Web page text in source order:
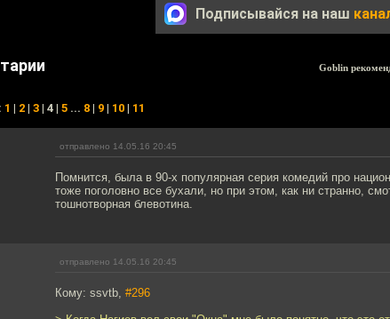
Подписывайся на наш
Goblin
1 | 2 | 3 | 4 | 5 ... 8 | 9 | 10 | 11
отправлено 14.05.16 20:45
Помнится, была в 90-х популярная серия комедий про
тоже поголовно все бухали, но при этом, как ни странно,
тошнотворная блевотина.
отправлено 14.05.16 20:45
Кому: ssvtb, #296